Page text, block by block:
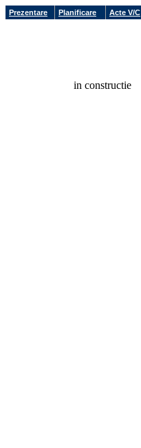
Prezentare Planificare Acte V/C
in constructie